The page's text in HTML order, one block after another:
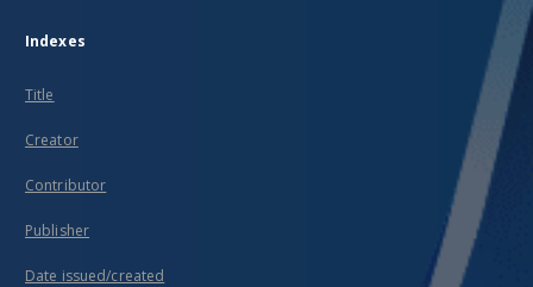
Indexes
Title
Creator
Contributor
Publisher
Date issued/created